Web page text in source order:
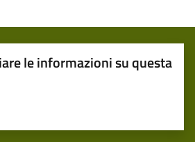
le informazioni su questa
5 stelle su 5
su 5
su 5
5